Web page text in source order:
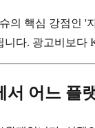
의 핵심 강점인 '
다. 광고비보다
서 어느 플